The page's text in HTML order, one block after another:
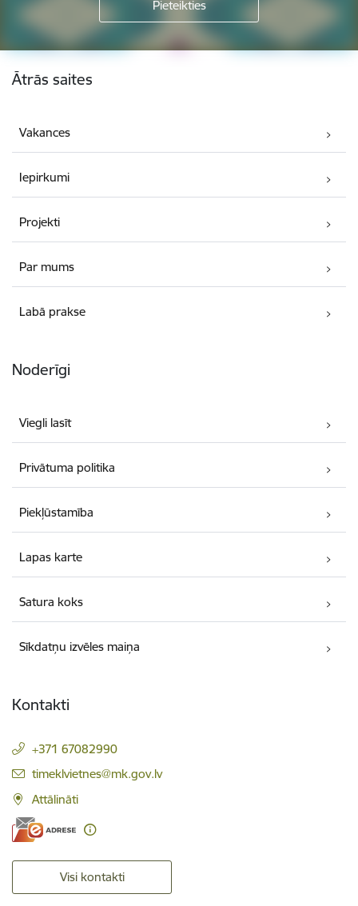
Kājene
Ātrās saites
Vakances
Iepirkumi
Projekti
Par mums
Labā prakse
Noderīgi
Viegli lasīt
Privātuma politika
Piekļūstamība
Lapas karte
Satura koks
Sīkdatņu izvēles maiņa
Kontakti
+371 67082990
E-pasts:
timeklvietnes@mk.gov.lv
Attālināti
Visi kontakti